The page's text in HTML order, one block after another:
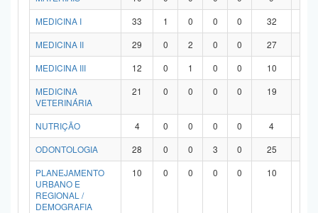
MEDICINA I
33 1 0 0 0 32
MEDICINA II
29 0 2 0 0 27
MEDICINA III
12 0 1 0 0 10
MEDICINA
VETERINÁRIA
21 0 0 0 0 19
NUTRIÇÃO 4 0 0 0 0 4
ODONTOLOGIA
28 0 0 3 0 25
PLANEJAMENTO
URBANO E
REGIONAL /
DEMOGRAFIA
10 0 0 0 0 10